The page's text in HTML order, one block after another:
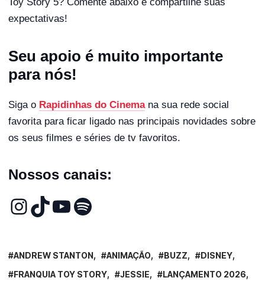
expectativas!
Seu apoio é muito importante
para nós!
Siga o Rapidinhas do Cinemana sua rede social
favorita para ficar ligado nas principais novidades sobre
os seus filmes e séries de tv favoritos.
Nossos canais:
ANDREW STANTON ANIMAÇÃO BUZZ
DISNEY
FRANQUIA TOY STORY
JESSIE
LANÇAMENTO 2026